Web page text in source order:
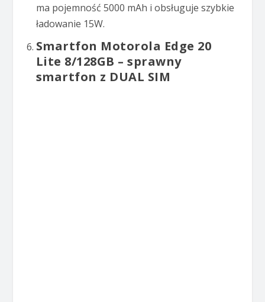
ma pojemność 5000 mAh i obsługuje szybkie
ładowanie 15W.
Smartfon Motorola Edge 20
Lite 8/128GB – sprawny
smartfon z DUAL SIM